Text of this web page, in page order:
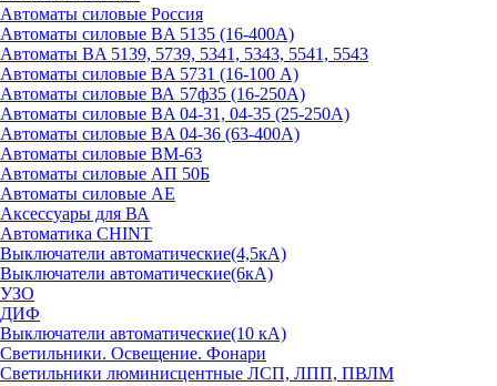
Автоматы силовые Россия
Автоматы силовые BA 5135 (16-400А)
Автоматы BA 5139, 5739, 5341, 5343, 5541, 5543
Автоматы силовые BA 5731 (16-100 А)
Автоматы силовые ВА 57ф35 (16-250А)
Автоматы силовые BA 04-31, 04-35 (25-250А)
Автоматы силовые BA 04-36 (63-400А)
Автоматы силовые ВМ-63
Автоматы силовые АП 50Б
Автоматы силовые АЕ
Аксессуары для ВА
Автоматика CHINT
Выключатели автоматические(4,5кА)
Выключатели автоматические(6кА)
УЗО
ДИФ
Выключатели автоматические(10 кА)
Светильники. Освещение. Фонари
Светильники люминисцентные ЛСП, ЛПП, ПВЛМ